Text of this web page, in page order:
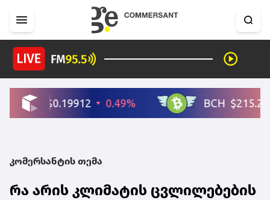
კომერსანტის თემა
რა არის კლიმატის ცვლილებების